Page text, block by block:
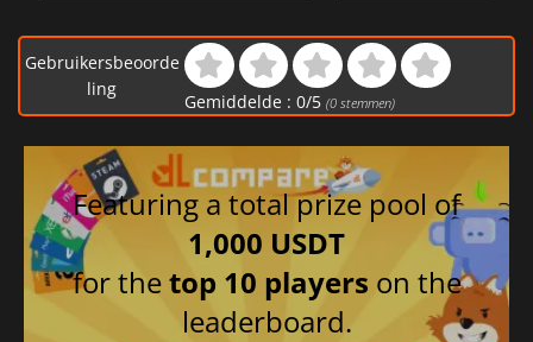
Gebruikersbeoorde
ling
Gemiddelde : 0/5 (0stemmen)
Featuring a total prize pool of
1,000 USDT
for thetop 10 players on the
leaderboard.